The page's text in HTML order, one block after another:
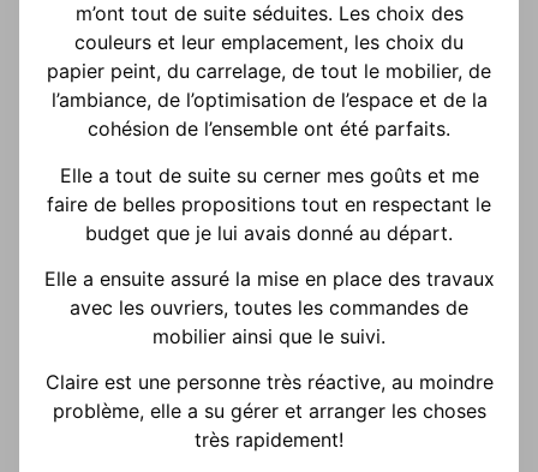
m’ont tout de suite séduites. Les choix des
couleurs et leur emplacement, les choix du
papier peint, du carrelage, de tout le mobilier, de
l’ambiance, de l’optimisation de l’espace et de la
cohésion de l’ensemble ont été parfaits.
Elle a tout de suite su cerner mes goûts et me
faire de belles propositions tout en respectant le
budget que je lui avais donné au départ.
Elle a ensuite assuré la mise en place des travaux
avec les ouvriers, toutes les commandes de
mobilier ainsi que le suivi.
Claire est une personne très réactive, au moindre
problème, elle a su gérer et arranger les choses
très rapidement!